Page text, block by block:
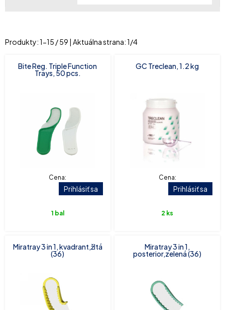
Produkty:1-15 /59 | Aktuálna strana:1/4
Bite Reg. Triple Function
Trays, 50 pcs.
Cena:
Prihlásiť sa
1 bal
GC Treclean, 1.2 kg
Cena:
Prihlásiť sa
2 ks
Miratray 3 in 1, kvadrant,žltá
(36)
Miratray 3 in 1,
posterior,zelená (36)